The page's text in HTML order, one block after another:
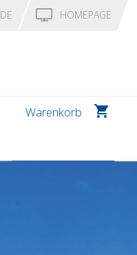
DE HOMEPAGE
Warenkorb